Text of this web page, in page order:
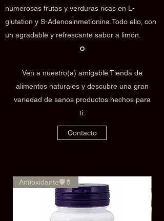
Ven a nuestro(a) amigable Tienda de
alimentos naturales y descubre una gran
variedad de sanos productos hechos para
ti.
Contacto
numerosas frutas y verduras ricas en L-
glutation y S-Adenosinmetionina.Todo ello, con
un agradable y refrescante sabor a limón.
Antioxidante🛡️💊